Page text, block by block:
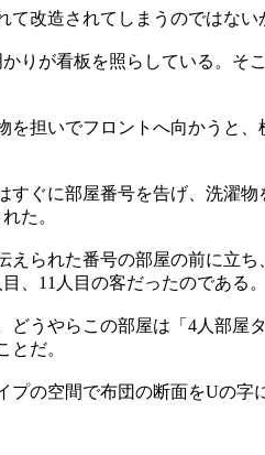
改造されてしまうのではない
りが看板を照らしている。
担いでフロントへ向かうと
すぐに部屋番号を告げ、洗濯
た。
られた番号の部屋の前に立
、11人目の客だったのである。
うやらこの部屋は「4人部
だ。
の空間で布団の断面をUの